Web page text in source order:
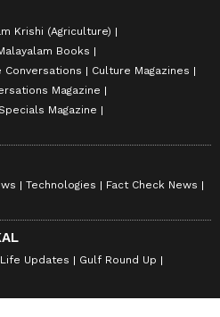
Krishi (Agriculture)
Books
Conversations
Culture Magazines
Magazine
Magazine
Technologies
Fact Check News
Updates
Gulf Round Up